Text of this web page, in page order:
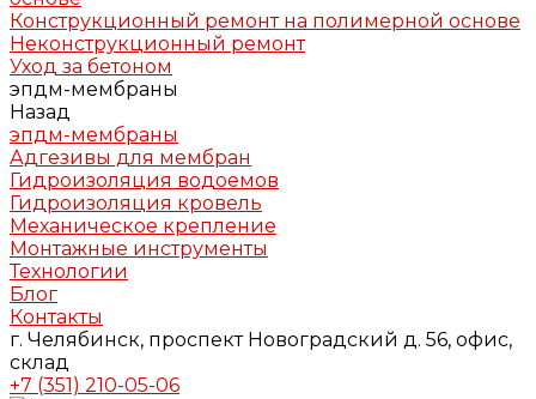
Конструкционный ремонт на полимерной основе
Неконструкционный ремонт
Уход за бетоном
эпдм-мембраны
Назад
эпдм-мембраны
Адгезивы для мембран
Гидроизоляция водоемов
Гидроизоляция кровель
Механическое крепление
Монтажные инструменты
Технологии
Блог
Контакты
г. Челябинск, проспект Новоградский д. 56, офис,
склад
+7 (351) 210-05-06